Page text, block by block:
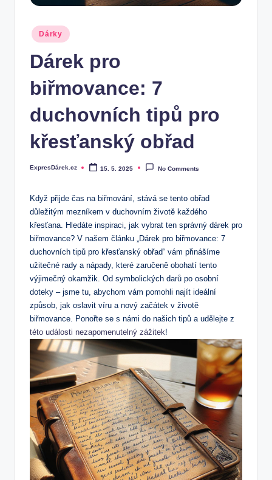
Posted
in
Dárky
Dárek pro
biřmovance: 7
duchovních tipů pro
křesťanský obřad
Posted
ExpresDárek.cz 15. 5. 2025 No Comments
Když přijde čas na biřmování, stává se tento obřad
důležitým mezníkem v duchovním životě každého
křesťana. Hledáte inspiraci, jak vybrat ten správný dárek​ pro
biřmovance? V našem⁤ článku „Dárek pro biřmovance: 7
‌duchovních tipů pro křesťanský obřad“ vám přinášíme​
užitečné rady a nápady, které zaručeně obohatí tento
výjimečný okamžik. Od symbolických darů po osobní
doteky – jsme tu, abychom vám pomohli najít ideální
způsob, ⁢jak oslavit víru a nový začátek v životě
biřmovance. Ponořte se s námi do našich tipů a udělejte z
této události nezapomenutelný zážitek!